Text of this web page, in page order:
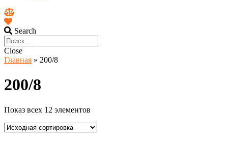
Search
Close
Главная » 200/8
200/8
Показ всех 12 элементов